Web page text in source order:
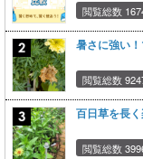
閲覧総数
暑さに強い
閲覧総数
百日草を長
閲覧総数